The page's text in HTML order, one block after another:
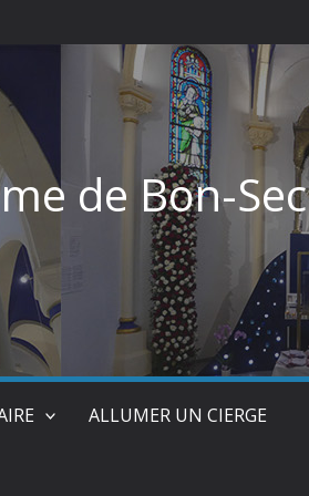
de Bon-
ALLUMER UN CIERGE